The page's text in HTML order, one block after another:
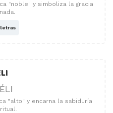
"noble" y simboliza la gracia
"alto" y encarna la sabiduría